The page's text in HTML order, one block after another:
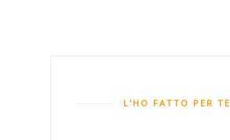
L'HO FATTO PER TE